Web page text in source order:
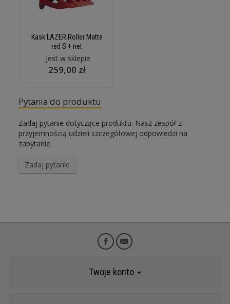
Kask LAZER Roller Matte
red S + net
Jest w sklepie
259,00 zł
Pytania do produktu
Zadaj pytanie dotyczące produktu. Nasz zespół z
przyjemnością udzieli szczegółowej odpowiedzi na
zapytanie.
Zadaj pytanie
Twoje konto